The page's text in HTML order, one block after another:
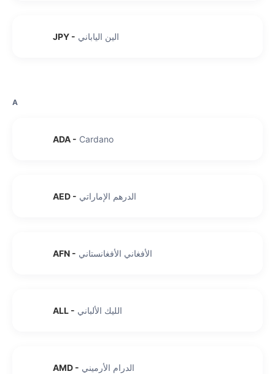
JPY - الين الياباني
A
ADA - Cardano
AED - الدرهم الإماراتي
AFN - الأفغاني الأفغانستاني
ALL - الليك الألباني
AMD - الدرام الأرميني